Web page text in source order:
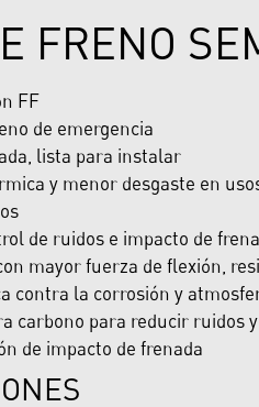
FRENO
FF
de emergencia
lista para instalar
y menor desgaste en
de ruidos e impacto de
mayor fuerza de flexión,
contra la corrosión y
carbono para reducir ruidos
de impacto de frenada